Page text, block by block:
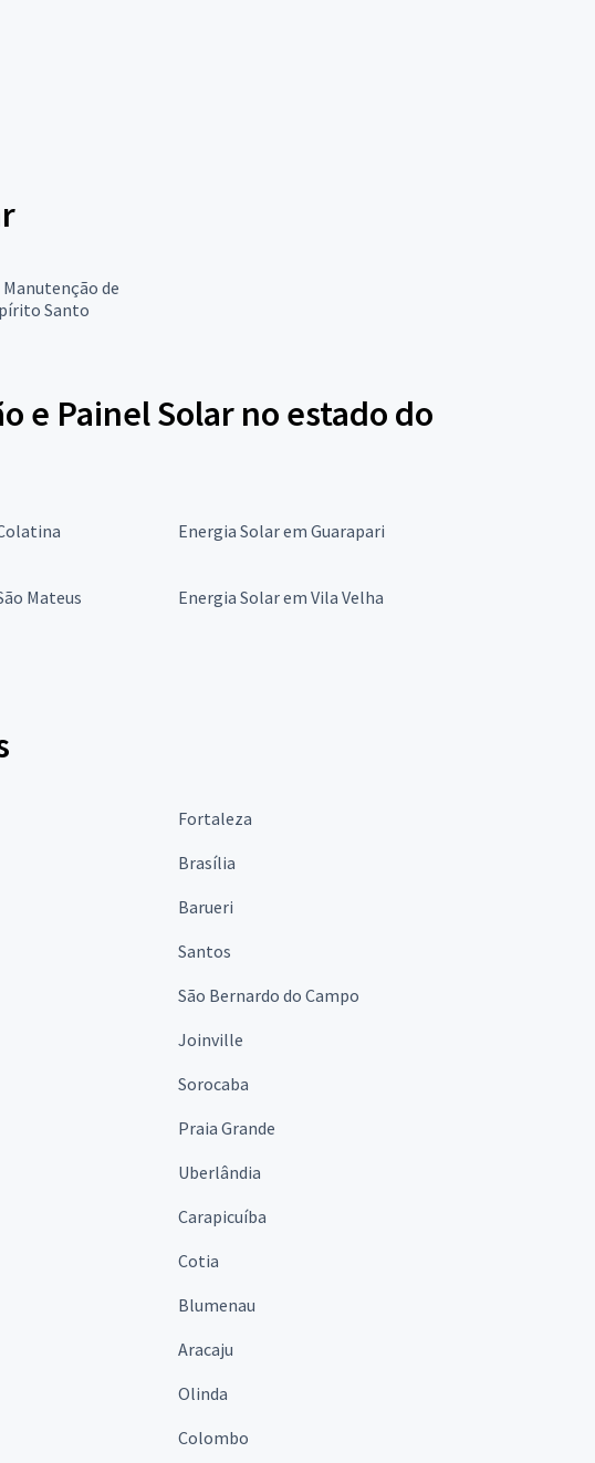
de
Santo
e Painel Solar no estado do
Energia Solar em Guarapari
Mateus
Energia Solar em Vila Velha
Fortaleza
Brasília
Barueri
Santos
São Bernardo do Campo
Joinville
Sorocaba
Praia Grande
Uberlândia
Carapicuíba
Cotia
Blumenau
Aracaju
Olinda
Colombo